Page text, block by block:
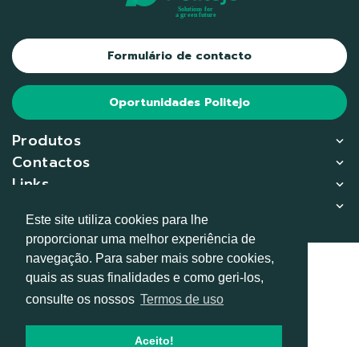
Este site utiliza cookies para lhe
proporcionar uma melhor experiência de
navegação. Para saber mais sobre cookies,
quais as suas finalidades e como geri-los,
consulte os nossos Termos de uso
Aceito!
Formulário de contacto
Oportunidades Politejo
Produtos
Contactos
Links
© 2026
RGPD
Termos de uso e privacidade